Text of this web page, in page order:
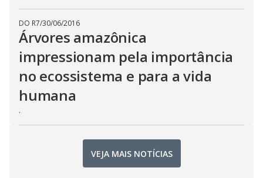
DO R7/30/06/2016
Árvores amazônica
impressionam pela importância
no ecossistema e para a vida
humana
.
VEJA MAIS NOTÍCIAS